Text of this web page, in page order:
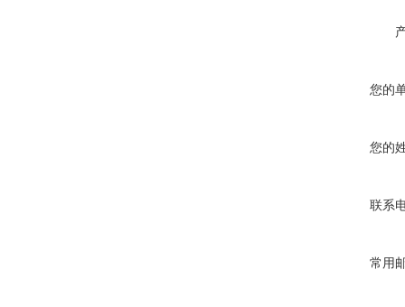
您的
您的
联系
常用